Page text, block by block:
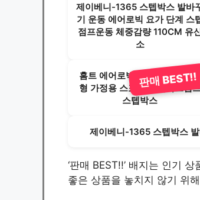
제이베니-1365 스텝박스 발바
기 운동 에어로빅 요가 단계 스
점프운동 체중감량 110CM 유
소
홈트 에어로빅 리복스텝박스 대
형 가정용 스포츠 스텝박스점
스텝박스
판매 BEST!!
제이베니-1365 스텝박스
‘판매 BEST!!’ 배지는 인기
좋은 상품을 놓치지 않기 위